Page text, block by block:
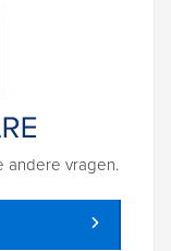
andere vragen.